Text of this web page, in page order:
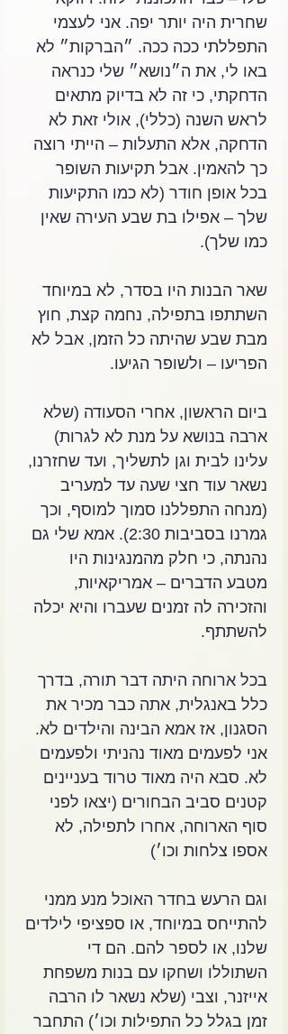
שחרית היה יותר יפה. אני לעצמי
התפללתי ככה ככה. ״הברקות״ לא
באו לי, את ה״נושא״ שלי כנראה
הדחקתי, כי זה לא בדיוק מתאים
לראש השנה (כללי), אולי זאת לא
הדחקה, אלא התעלות – הייתי רוצה
כך להאמין. אבל תקיעות השופר
בכל אופן חודר (לא כמו התקיעות
שלך – אפילו בת שבע העירה שאין
כמו שלך).
שאר הבנות היו בסדר, לא במיוחד
השתתפו בתפילה, נחמה קצת, חוץ
מבת שבע שהיתה כל הזמן, אבל לא
הפריעו – ולשופר הגיעו.
ביום הראשון, אחרי הסעודה (שלא
ארבה בנושא על מנת לא לגרות)
עלינו לבית וגן לתשליך, ועד שחזרנו,
נשאר עוד חצי שעה עד למעריב
(מנחה התפללנו סמוך למוסף, וכך
גמרנו בסביבות 2:30). אמא שלי גם
נהנתה, כי חלק מהמנגינות היו
מטבע הדברים – אמריקאיות,
והזכירה לה זמנים שעברו והיא יכלה
להשתתף.
בכל ארוחה היתה דבר תורה, בדרך
כלל באנגלית, אתה כבר מכיר את
הסגנון, אז אמא הבינה והילדים לא.
אני לפעמים מאוד נהניתי ולפעמים
לא. סבא היה מאוד טרוד בעניינים
קטנים סביב הבחורים (יצאו לפני
סוף הארוחה, אחרו לתפילה, לא
אספו צלחות וכו׳)
וגם הרעש בחדר האוכל מנע ממני
להתייחס במיוחד, או ספציפי לילדים
שלנו, או לספר להם. הם די
השתוללו ושחקו עם בנות משפחת
אייזנר, וצבי (שלא נשאר לו הרבה
זמן בגלל כל התפילות וכו׳) התחבר